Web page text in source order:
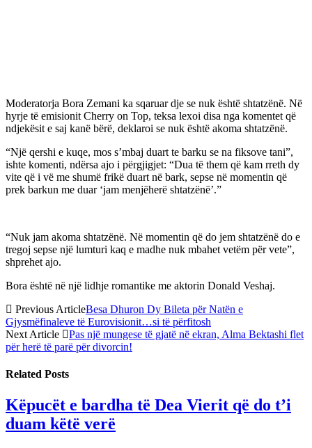
Moderatorja Bora Zemani ka sqaruar dje se nuk është shtatzënë. Në
hyrje të emisionit Cherry on Top, teksa lexoi disa nga komentet që
ndjekësit e saj kanë bërë, deklaroi se nuk është akoma shtatzënë.
“Një qershi e kuqe, mos s’mbaj duart te barku se na fiksove tani”,
ishte komenti, ndërsa ajo i përgjigjet: “Dua të them që kam rreth dy
vite që i vë me shumë frikë duart në bark, sepse në momentin që
prek barkun me duar ‘jam menjëherë shtatzënë’.”
“Nuk jam akoma shtatzënë. Në momentin që do jem shtatzënë do e
tregoj sepse një lumturi kaq e madhe nuk mbahet vetëm për vete”,
shprehet ajo.
Bora është në një lidhje romantike me aktorin Donald Veshaj.
Previous ArticleBesa Dhuron Dy Bileta për Natën e
Gjysmëfinaleve të Eurovisionit…si të përfitosh
Next Article
Pas një mungese të gjatë në ekran, Alma Bektashi flet
për herë të parë për divorcin!
Related Posts
Këpucët e bardha të Dea Vierit që do t’i
duam këtë verë